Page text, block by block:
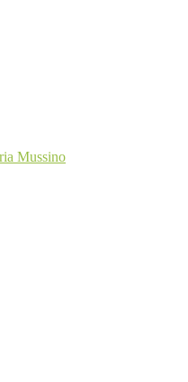
Mussino